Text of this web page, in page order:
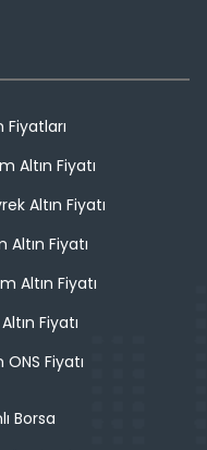
Fiyatları
Altın Fiyatı
Altın Fiyatı
Altın Fiyatı
Altın Fiyatı
Fiyatı
ONS Fiyatı
Borsa